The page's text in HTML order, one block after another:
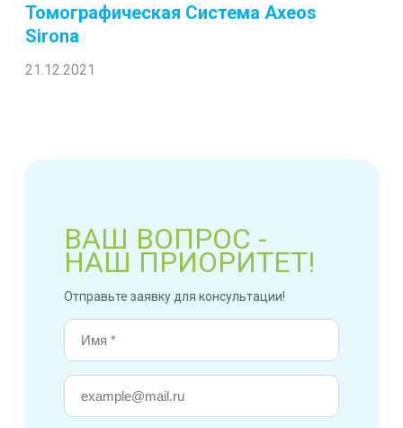
Томографическая Система Axeos
Sirona
21.12.2021
ВАШ ВОПРОС -
НАШ ПРИОРИТЕТ!
Отправьте заявку для консультации!